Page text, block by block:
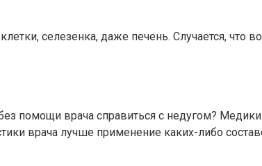
селезенка, даже печень. Случается, что
помощи врача справиться с недугом?
врача лучше применение каких-либо